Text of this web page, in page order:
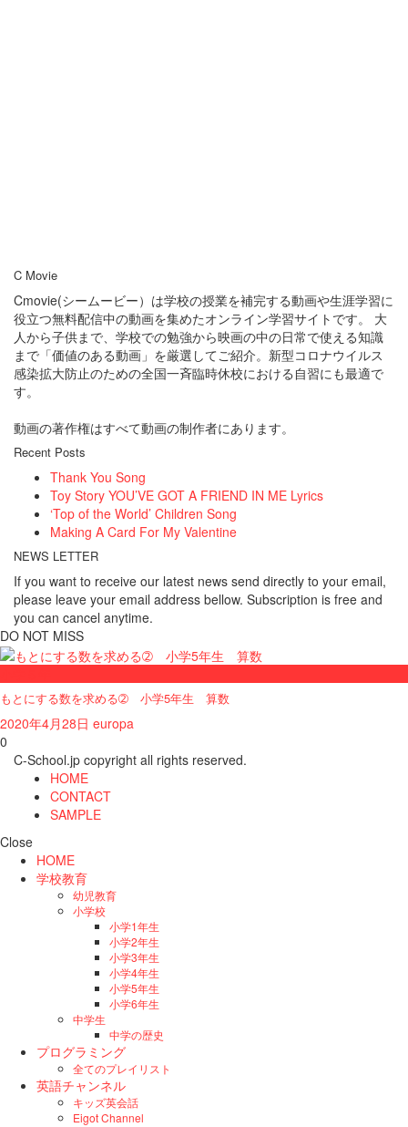
C Movie
Cmovie(シームービー）は学校の授業を補完する動画や生涯学習に
役立つ無料配信中の動画を集めたオンライン学習サイトです。 大
人から子供まで、学校での勉強から映画の中の日常で使える知識
まで「価値のある動画」を厳選してご紹介。新型コロナウイルス
感染拡大防止のための全国一斉臨時休校における自習にも最適で
す。
動画の著作権はすべて動画の制作者にあります。
Recent Posts
Thank You Song
Toy Story YOU’VE GOT A FRIEND IN ME Lyrics
‘Top of the World’ Children Song
Making A Card For My Valentine
NEWS LETTER
If you want to receive our latest news send directly to your email,
please leave your email address bellow. Subscription is free and
you can cancel anytime.
DO NOT MISS
もとにする数を求める➁ 小学5年生 算数
2020年4月28日 europa
0
C-School.jp copyright all rights reserved.
HOME
CONTACT
SAMPLE
Close
HOME
学校教育
幼児教育
小学校
小学1年生
小学2年生
小学3年生
小学4年生
小学5年生
小学6年生
中学生
中学の歴史
プログラミング
全てのプレイリスト
英語チャンネル
キッズ英会話
Eigot Channel